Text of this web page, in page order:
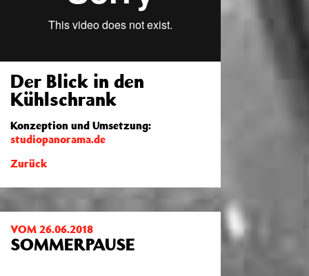
Der Blick in den
Kühlschrank
Konzeption und Umsetzung:
studiopanorama.de
Zurück
VOM 26.06.2018
SOMMERPAUSE